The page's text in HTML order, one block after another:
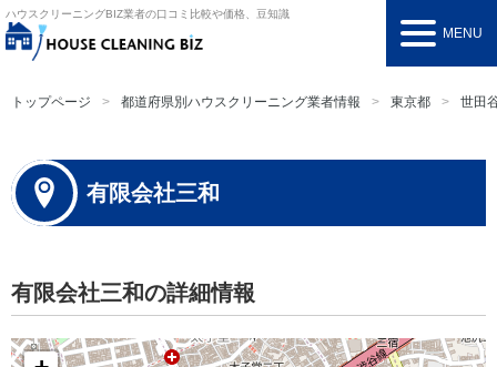
ハウスクリーニングBIZ業者の口コミ比較や価格、豆知識
MENU
トップページ 都道府県別ハウスクリーニング業者情報 東京都 世田
有限会社三和
有限会社三和の詳細情報